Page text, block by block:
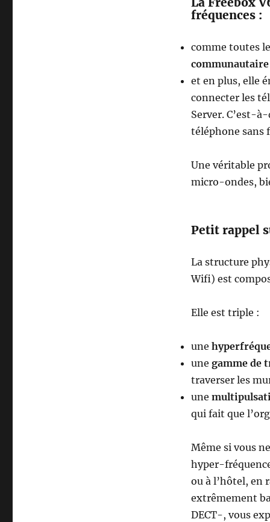
fréquences :
comme toutes
communautaire
et en plus, elle
connecter les
Server. C’est-
téléphone sans
Une véritable
micro-ondes,
Petit rappel
La structure
Wifi) est
Elle est triple :
une
une gamme de
traverser les
une
qui fait que
Même si vous
hyper-
ou à l’hôtel, en
extrêmement
DECT-, vous